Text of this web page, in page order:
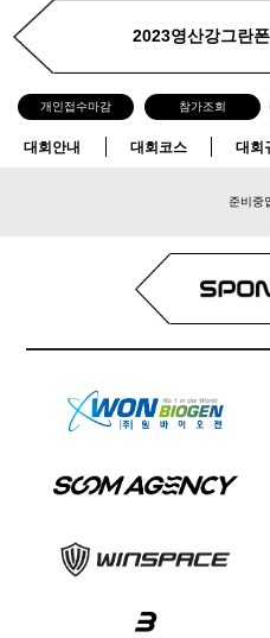
2023영산강그란
개인접수마감 참가조회
대회안내 대회코스 대회
준비중